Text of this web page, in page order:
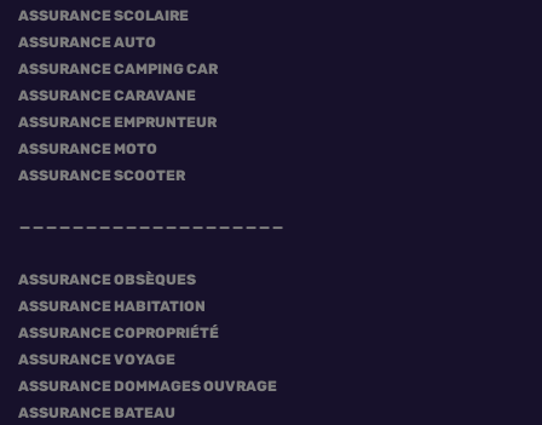
ASSURANCE SCOLAIRE
ASSURANCE AUTO
ASSURANCE CAMPING CAR
ASSURANCE CARAVANE
ASSURANCE EMPRUNTEUR
ASSURANCE MOTO
ASSURANCE SCOOTER
ASSURANCE OBSÈQUES
ASSURANCE HABITATION
ASSURANCE COPROPRIÉTÉ
ASSURANCE VOYAGE
ASSURANCE DOMMAGES OUVRAGE
ASSURANCE BATEAU